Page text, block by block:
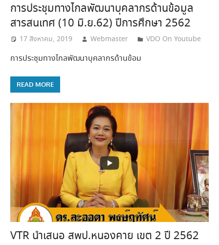
การประชุมทางไกลพัฒนาบุคลากรด้านข้อมูล
สารสนเทศ (10 มิ.ย.62) ปีการศึกษา 2562
17 สิงหาคม, 2019 Webmaster VDO On Youtube
การประชุมทางไกลพัฒนาบุคลากรด้านข้อม
READ MORE
VTR นำเสนอ สพป.หนองคาย เขต 2 ปี 2562